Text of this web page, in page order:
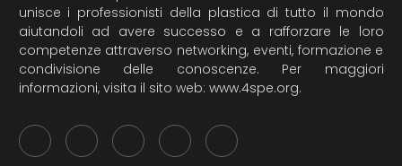
unisce i professionisti della plastica di tutto il mondo
aiutandoli ad avere successo e a rafforzare le loro
competenze attraverso networking, eventi, formazione e
condivisione delle conoscenze. Per maggiori
informazioni, visita il sito web: www.4spe.org.